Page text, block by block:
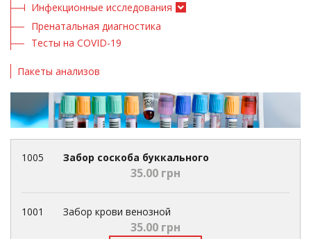
Инфекционные исследования
Пренатальная диагностика
Тесты на COVID-19
Пакеты анализов
1005 Забор соскоба буккального
35.00 грн
1001 Забор крови венозной
35.00 грн